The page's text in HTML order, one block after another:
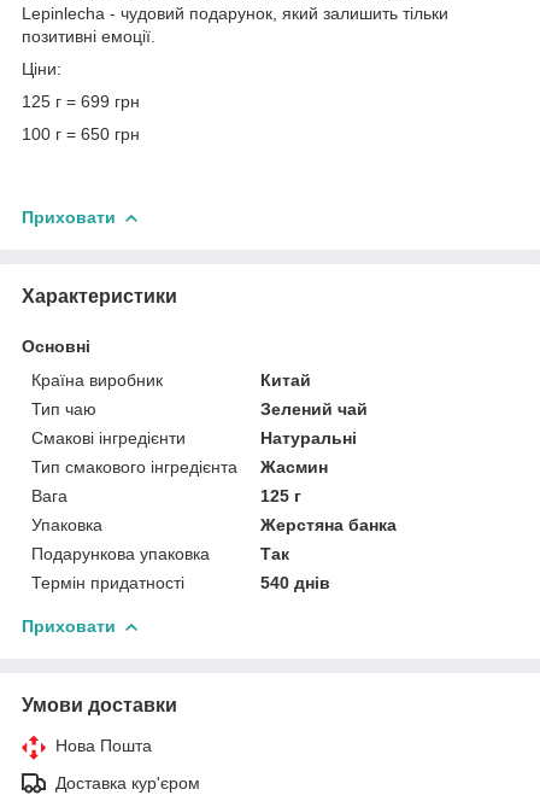
Lepinlecha - чудовий подарунок, який залишить тільки
позитивні емоції.
Ціни:
125 г = 699 грн
100 г = 650 грн
Приховати
Характеристики
Основні
Країна виробник
Китай
Тип чаю
Зелений чай
Смакові інгредієнти
Натуральні
Тип смакового інгредієнта
Жасмин
Вага
125 г
Упаковка
Жерстяна банка
Подарункова упаковка
Так
Термін придатності
540 днів
Приховати
Умови доставки
Нова Пошта
Доставка кур'єром